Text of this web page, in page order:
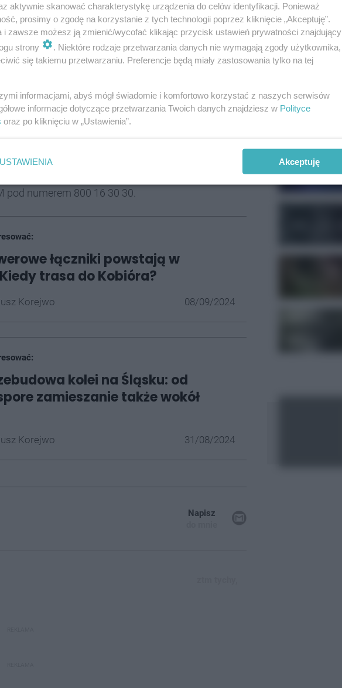
272, 273, 514, 565 i 696. Wszystkie te linie nie
ulicą Boczną. gdzie pojawi się tymczaaowy
. Pozostałe szczegółowe informacje i rozkłady jazdy
Dynamicznej Informacji Pasażerskiej oraz u
pod numerem 800 16 30 30.
łączniki powstają w
trasa do Kobióra?
Korejwo 08/09/2024
kolei na Śląsku: od
zamieszanie także wokół
Korejwo 31/08/2024
Napisz
aktywnie skanować charakterystykę urządzenia do celów identyfikacji. Ponieważ
prosimy o zgodę na korzystanie z tych technologii poprzez kliknięcie „Akceptuję”.
i zawsze możesz ją zmienić/wycofać klikając przycisk ustawień prywatności znajdujący
strony
. Niektóre rodzaje przetwarzania danych nie wymagają zgody użytkownika,
się takiemu przetwarzaniu. Preferencje będą miały zastosowania tylko na tej
informacjami, abyś mógł świadomie i komfortowo korzystać z naszych serwisów
informacje dotyczące przetwarzania Twoich danych znajdziesz w Polityce
oraz po kliknięciu w „Ustawienia”.
USTAWIENIA Akceptuję